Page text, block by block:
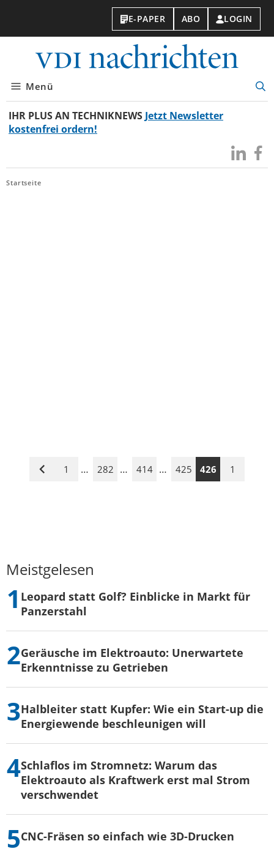
E-PAPER ABO LOGIN
Menü
IHR PLUS AN TECHNIKNEWS Jetzt Newsletter
kostenfrei ordern!
Besuchen
Sie
Sie
Startseite
Vorige
1 … 282 … 414 … 425 426 1
Meistgelesen
Leopard statt Golf? Einblicke in Markt für
Panzerstahl
Geräusche im Elektroauto: Unerwartete
Erkenntnisse zu Getrieben
Halbleiter statt Kupfer: Wie ein Start-up die
Energiewende beschleunigen will
Schlaflos im Stromnetz: Warum das
Elektroauto als Kraftwerk erst mal Strom
verschwendet
CNC-Fräsen so einfach wie 3D-Drucken